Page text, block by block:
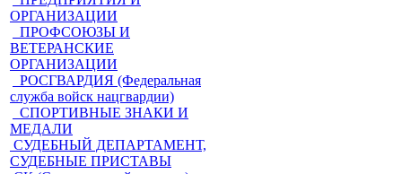
ОРГАНИЗАЦИИ
ПРОФСОЮЗЫ И
ВЕТЕРАНСКИЕ
ОРГАНИЗАЦИИ
РОСГВАРДИЯ (Федеральная
служба войск нацгвардии)
СПОРТИВНЫЕ ЗНАКИ И
МЕДАЛИ
СУДЕБНЫЙ ДЕПАРТАМЕНТ,
СУДЕБНЫЕ ПРИСТАВЫ